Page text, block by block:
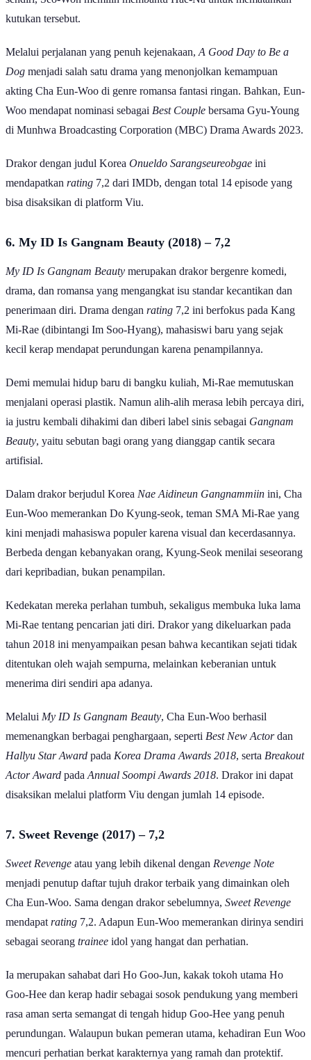
kutukan tersebut.
Melalui perjalanan yang penuh kejenakaan, A Good Day to Be a
Dog menjadi salah satu drama yang menonjolkan kemampuan
akting Cha Eun-Woo di genre romansa fantasi ringan. Bahkan, Eun-
Woo mendapat nominasi sebagai Best Couple bersama Gyu-Young
di Munhwa Broadcasting Corporation (MBC) Drama Awards 2023.
Drakor dengan judul Korea Onueldo Sarangseureobgae ini
mendapatkan rating 7,2 dari IMDb, dengan total 14 episode yang
bisa disaksikan di platform Viu.
6. My ID Is Gangnam Beauty (2018) – 7,2
My ID Is Gangnam Beauty merupakan drakor bergenre komedi,
drama, dan romansa yang mengangkat isu standar kecantikan dan
penerimaan diri. Drama dengan rating 7,2 ini berfokus pada Kang
Mi-Rae (dibintangi Im Soo-Hyang), mahasiswi baru yang sejak
kecil kerap mendapat perundungan karena penampilannya.
Demi memulai hidup baru di bangku kuliah, Mi-Rae memutuskan
menjalani operasi plastik. Namun alih-alih merasa lebih percaya diri,
ia justru kembali dihakimi dan diberi label sinis sebagai Gangnam
Beauty, yaitu sebutan bagi orang yang dianggap cantik secara
artifisial.
Dalam drakor berjudul Korea Nae Aidineun Gangnammiin ini, Cha
Eun-Woo memerankan Do Kyung-seok, teman SMA Mi-Rae yang
kini menjadi mahasiswa populer karena visual dan kecerdasannya.
Berbeda dengan kebanyakan orang, Kyung-Seok menilai seseorang
dari kepribadian, bukan penampilan.
Kedekatan mereka perlahan tumbuh, sekaligus membuka luka lama
Mi-Rae tentang pencarian jati diri. Drakor yang dikeluarkan pada
tahun 2018 ini menyampaikan pesan bahwa kecantikan sejati tidak
ditentukan oleh wajah sempurna, melainkan keberanian untuk
menerima diri sendiri apa adanya.
Melalui My ID Is Gangnam Beauty, Cha Eun-Woo berhasil
memenangkan berbagai penghargaan, seperti Best New Actordan
Hallyu Star Award pada Korea Drama Awards 2018, serta Breakout
Actor Award pada Annual Soompi Awards 2018. Drakor ini dapat
disaksikan melalui platform Viu dengan jumlah 14 episode.
7. Sweet Revenge (2017) – 7,2
Sweet Revenge atau yang lebih dikenal dengan Revenge Note
menjadi penutup daftar tujuh drakor terbaik yang dimainkan oleh
Cha Eun-Woo. Sama dengan drakor sebelumnya, Sweet Revenge
mendapat rating 7,2. Adapun Eun-Woo memerankan dirinya sendiri
sebagai seorang trainee idol yang hangat dan perhatian.
Ia merupakan sahabat dari Ho Goo-Jun, kakak tokoh utama Ho
Goo-Hee dan kerap hadir sebagai sosok pendukung yang memberi
rasa aman serta semangat di tengah hidup Goo-Hee yang penuh
perundungan. Walaupun bukan pemeran utama, kehadiran Eun Woo
mencuri perhatian berkat karakternya yang ramah dan protektif.